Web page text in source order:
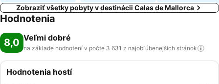
Zobraziť všetky pobyty v destinácii Calas de Mallorca
Hodnotenia
8,0 Veľmi dobré
na základe hodnotení v počte 3 631 z najobľúbenejších stránok
Hodnotenia hostí